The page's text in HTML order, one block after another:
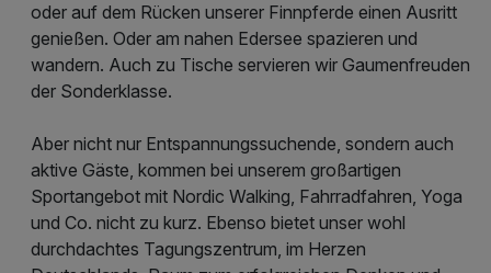
oder auf dem Rücken unserer Finnpferde einen Ausritt
genießen. Oder am nahen Edersee spazieren und
wandern. Auch zu Tische servieren wir Gaumenfreuden
der Sonderklasse.
Aber nicht nur Entspannungssuchende, sondern auch
aktive Gäste, kommen bei unserem großartigen
Sportangebot mit Nordic Walking, Fahrradfahren, Yoga
und Co. nicht zu kurz. Ebenso bietet unser wohl
durchdachtes Tagungszentrum, im Herzen